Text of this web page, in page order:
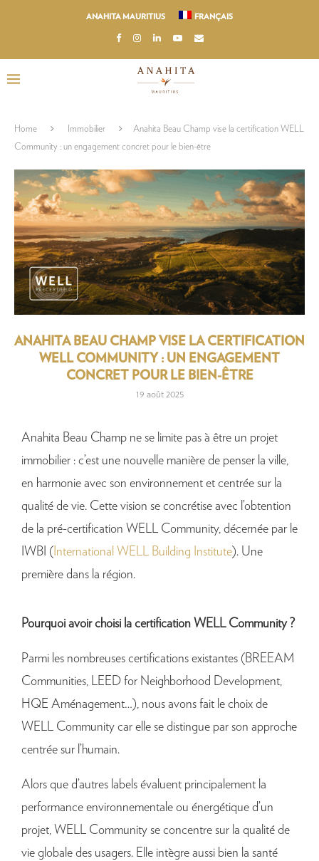
ANAHITA MAURITIUS FRANÇAIS
Home Immobilier
Anahita Beau Champ vise la certification WELL
Community : un engagement concret pour le bien-être
ANAHITA BEAU CHAMP VISE LA CERTIFICATION
WELL COMMUNITY : UN ENGAGEMENT
CONCRET POUR LE BIEN-ÊTRE
19 août 2025
Anahita Beau Champ ne se limite pas à être un projet
immobilier : c’est une nouvelle manière de penser la ville,
en harmonie avec son environnement et centrée sur la
qualité de vie. Cette vision se concrétise avec l’obtention
de la pré-certification WELL Community, décernée par le
IWBI ( International WELL Building Institute). Une
première dans la région.
Pourquoi avoir choisi la certification WELL Community ?
Parmi les nombreuses certifications existantes (BREEAM
Communities, LEED for Neighborhood Development,
HQE Aménagement…), nous avons fait le choix de
WELL Community car elle se distingue par son approche
centrée sur l’humain.
Alors que d’autres labels évaluent principalement la
performance environnementale ou énergétique d’un
projet, WELL Community se concentre sur la qualité de
vie globale des usagers. Elle intègre aussi bien la santé